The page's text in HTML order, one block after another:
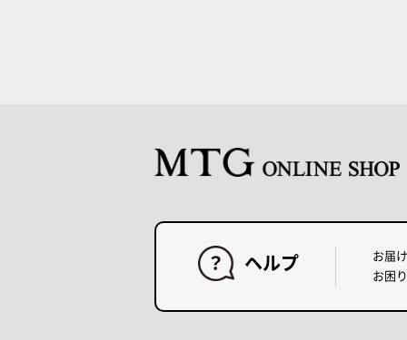
ヘルプ
お届
お困